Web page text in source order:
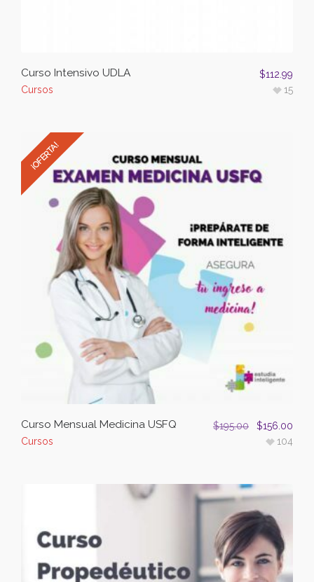
Curso Intensivo UDLA
Cursos
$112.99
15
¡OFERTA!
Curso Mensual Medicina USFQ
Cursos
$195.00 $156.00
104